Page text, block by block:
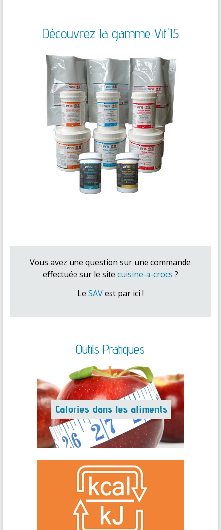
Découvrez la gamme Vit'I5
Vous avez une question sur une commande
effectuée sur le site cuisine-a-crocs ?
Le SAVest par ici !
Outils Pratiques